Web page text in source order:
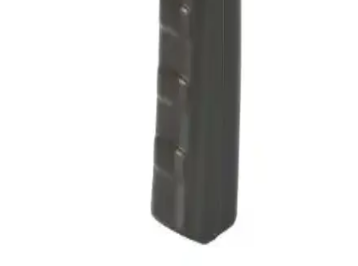
TFA Paslanmaz Yüzer Havuz Termometresi ile
Güvenilir ve Pratik Su Sıcaklığı Ölçümü
Dayanıklı paslanmaz çelik gövdesi ve geniş ölçüm aralığıyla TFA
Yüzer Havuz Termometresi, havuz suyunuzun sıcaklığını doğru ve
pratik şekilde ölçmenize olanak tanır, kullanım kolaylığı sağlar.
Pakkens Çay Makinesi ve Kazan Termometresi:
Endüstriyel ve Ev Kullanımı İçin Güçlü Sıcaklık
Pakkens'in yüksek performanslı sıcaklık ölçüm cihazı, dayanıklı
tasarımı ve hassas ölçüm özelliğiyle endüstriyel ve ev ortamlarında
güvenilir sıcaklık takibi sağlar.
Uni-T UT 300S Infrared Lazer Termometre ile